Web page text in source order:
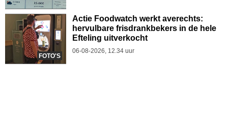
FOTO'S
Actie Foodwatch werkt averechts:
hervulbare frisdrankbekers in de hele
Efteling uitverkocht
06-08-2026, 12.34 uur